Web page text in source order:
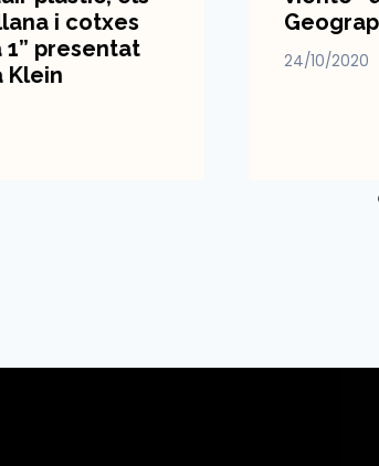
i cotxes
1” presentat
Klein
24/10/2020